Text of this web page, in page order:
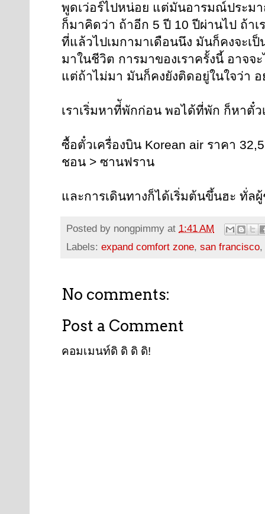
พูดเว่อร์ไปหน่อย แต่มันอารมณ์ประมา
ก็มาคิดว่า ถ้าอีก 5 ปี 10 ปีผ่านไป ถ้า
ที่แล้วไปเมกามาเดือนนึง มันก็คงจะเป็
มาในชีวิต การมาของเราครั้งนี้ อาจจ
แต่ถ้าไม่มา มันก็คงยังติดอยู่ในใจว่า อ
เราเริ่มหาที่ัพักก่อน พอได้ที่พัก ก็หาตั๋ว
ซื้อตั๋วเครื่องบิน Korean air ราคา
ชอน > ซานฟราน
และการเดินทางก็ได้เริ่มต้นขึ้นฮะ ทั่ล
Posted by nongpimmy at 1:41 AM
Labels: expand comfort zone, san francisco,
No comments:
Post a Comment
คอมเมนท์ดิ ดิ ดิ ดิ!